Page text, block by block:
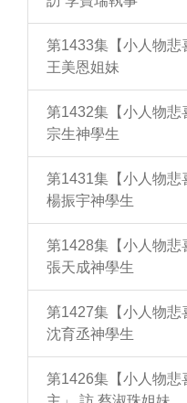
第1433集【小人物悲
王美恩姐妹
第1432集【小人物悲
宗生神學生
第1431集【小人物悲
楊振宇神學生
第1428集【小人物悲
張天成神學生
第1427集【小人物悲
沈育丞神學生
第1426集【小人物悲